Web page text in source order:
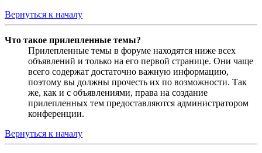
Вернуться к началу
Что такое прилепленные темы?
Прилепленные темы в форуме находятся ниже всех
объявлений и только на его первой странице. Они чаще
всего содержат достаточно важную информацию,
поэтому вы должны прочесть их по возможности. Так
же, как и с объявлениями, права на создание
прилепленных тем предоставляются администратором
конференции.
Вернуться к началу